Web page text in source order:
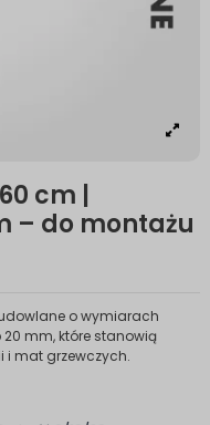
cm |
– do montażu
o wymiarach
20 mm, które stanowią
i mat grzewczych.